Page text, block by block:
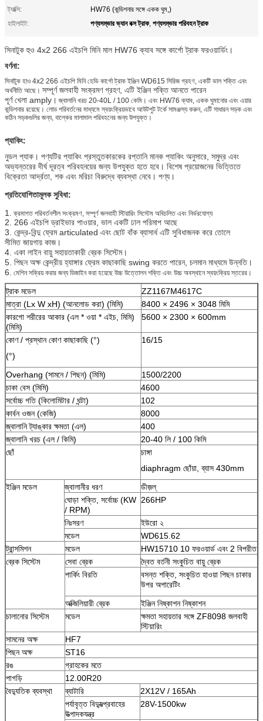
ট্যাক্সি:
HW76 (কন্ডিশনার সঙ্গে একক ঘুম,)
হাইলাইট:
পণ্যসম্ভার ভ্যান বক্স ট্রাক, পণ্যসম্ভার পরিবহন ট্রাক
সিনাটুক হুও 4x2 266 এইচপি মিনি মাল HW76 ক্যাব সঙ্গে কার্গো ট্রাক ফরওয়ার্ডিং।
বর্ণনা:
সিনাটুক হাও 4x2 266 এইচপি মিনি হেভি কার্গো ট্রাক ইঞ্জিন WD615 সিরিজ গ্রহণ, একটি ভাল শক্তি এবং
অর্থনীতি আছে। সম্পূর্ণ জলবাহী সংক্রমণ গ্রহণ, এটি ইঞ্জিন শক্তি আনতে পারেন
পূর্ণ খেলা amply। জ্বালানি খরচ 20-40L / 100 কেমি। এবং HW76 ক্যাব, একক ঘুমানোর এবং এয়ার
কন্ডিশনার রয়েছে। লোড পরিবর্তনের মাধ্যমে স্বয়ংক্রিয়ভাবে আউটপুট টর্কে সামঞ্জস্য করুন, এটি সাধারন সড়ক এবং
কঠিন সড়কগুলির জন্য, বাল্কের মালামাল পরিবহনের জন্য উপযুক্ত।
প্যাকিং:
নুডল প্যাক। পণ্যটির প্যাকিং প্রস্তুতকারকের রপ্তানি মানক প্যাকিং অনুসারে, সমুদ্র এবং
অভ্যন্তরের দীর্ঘ দূরত্ব পরিবহনয়ের জন্য উপযুক্ত হতে হবে। বিশেষ প্রয়োজনের ভিত্তিতে
বিক্রেতা আর্দ্রতা, শক এবং মরিচা বিরুদ্ধে ব্যবস্থা নেবে। পণ্য।
প্রতিযোগিতামূলক সুবিধা:
1.
ক্রমাগত পরিবর্তনশীল সংক্রমণ, সম্পূর্ণ জলবাহী স্টিয়ারিং সিস্টেম অবিচলিত এবং নির্ভরযোগ্য
2. 266 এইচপি ড্রাইভার পাওয়ার, ভাল একটি ঢাল পরিমাপ আছে
3. কেন্দ্র-বিন্দু ফ্রেম articulated এবং ছোট বাঁক ব্যাসার্ধ এটি সুবিধাজনক করে তোলে
সীমিত জায়গায় কাজ।
4. একা লাইন বায়ু সহায়তাকারী ব্রেক সিস্টেম।
5. পিছন অক্ষ কেন্দ্রীয় হ্যাঙ্গার ফ্রেম কাছাকাছি swing করতে পারেন, চলমান মাধ্যমে উন্নতি।
6. মেশিন সক্রিয় করার জন্য ডিজাইন করা হয়েছে উচ্চ উত্তোলন শক্তি এবং উচ্চ অবস্থানে স্বয়ংক্রিয় স্তরের।
ট্রাক মডেল
ZZ1167M4617C
মাত্রা (Lx W xH) (আনলোড করা) (মিমি)
8400 × 2496 × 3048 মিমি
কারগো শরীরের আকার (এল * ওয়া * এইচ, মিমি)
(মিমি)
5600 × 2300 × 600mm
কোণ / প্রস্থান কোণ কাছাকাছি (°)
(°)
16/15
Overhang (সামনে / পিছন) (মিমি)
1500/2200
চাকা বেস (মিমি)
4600
সর্বোচ্চ গতি (কিলোমিটার / ঘন্টা)
102
কার্বন ওজন (কেজি)
8000
জ্বালানি ট্যাঙ্কার ক্ষমতা (এল)
400
জ্বালানি খরচ (এল / কিমি)
20-40 লি / 100 কিমি
ছোঁ
চাঙ্গা
diaphragm ছোঁয়া, ব্যাস 430mm
ইঞ্জিন মডেল
জ্বালানীর ধরণ
ডীজ়ল্
ঘোড়া শক্তি, সর্বোচ্চ (KW
/ RPM)
266HP
নিঃসরণ
ইউরো ২
মডেল
WD615.62
ট্রান্সমিশন
মডেল
HW15710 10 ফরওয়ার্ড এবং 2 বিপরীত
ব্রেক সিস্টেম
সেবা ব্রেক
দ্বৈত বর্তনী সংকুচিত বায়ু ব্রেক
পার্কিং বিরতি
বসন্ত শক্তি, সংকুচিত হাওয়া পিছন চাকার
উপর অপারেটিং
অক্জিলিয়ারী ব্রেক
ইঞ্জিন নিষ্কাশন নিষ্কাশন
চালানোর সিস্টেম
মডেল
ক্ষমতা সহায়তার সঙ্গে ZF8098 জলবাহী
স্টিয়ারিং
সামনের অক্ষ
HF7
পিছন অক্ষ
ST16
রঙ
গ্রাহকের মতে
পাগড়ি
12.00R20
বৈদ্যুতিক ব্যবস্থা
ব্যাটারি
2X12V / 165Ah
পর্যাবৃত্ত বিদ্যুত্প্রবাহের
উত্পাদকযন্ত্র
28V-1500kw